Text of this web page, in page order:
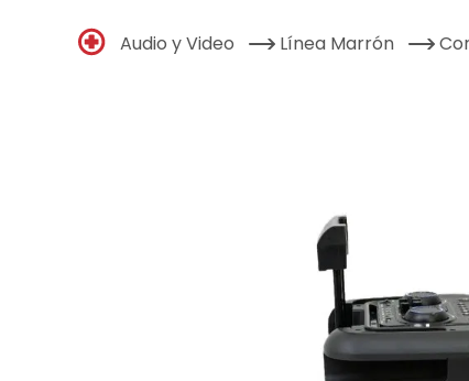
Audio y Video Línea Marrón
8.
9.
10. tv